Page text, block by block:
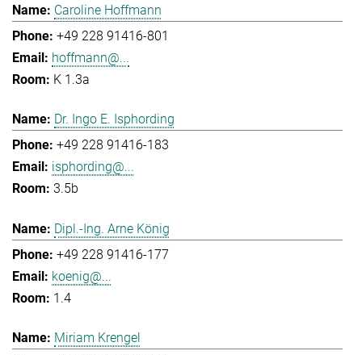
Caroline Hoffmann
+49 228 91416-801
hoffmann@...
K 1.3a
Dr. Ingo E. Isphording
+49 228 91416-183
isphording@...
3.5b
Dipl.-Ing. Arne König
+49 228 91416-177
koenig@...
1.4
Miriam Krengel